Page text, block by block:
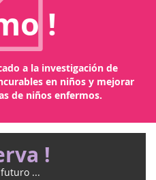
!
a la investigación de
en niños y mejorar
de niños enfermos.
!
...